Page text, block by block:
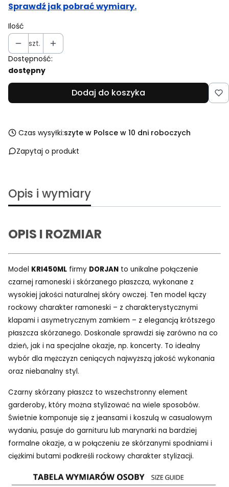
Sprawdź jak pobrać wymiary.
Ilość
szt.
Dostępność:
dostępny
Dodaj do koszyka
Czas wysyłki:szyte w Polsce w 10 dni roboczych
Zapytaj o produkt
Opis i wymiary
OPIS I ROZMIAR
Model KRI450ML firmy DORJAN to unikalne połączenie
czarnej ramoneski i skórzanego płaszcza, wykonane z
wysokiej jakości naturalnej skóry owczej. Ten model łączy
rockowy charakter ramoneski – z charakterystycznymi
klapami i asymetrycznym zamkiem – z elegancją krótszego
płaszcza skórzanego. Doskonale sprawdzi się zarówno na co
dzień, jak i na specjalne okazje, np. koncerty. To idealny
wybór dla mężczyzn ceniących najwyższą jakość wykonania
oraz niebanalny styl.
Czarny skórzany płaszcz to wszechstronny element
garderoby, który można stylizować na wiele sposobów.
Świetnie komponuje się z jeansami i koszulą w casualowym
wydaniu, pasuje do garnituru lub marynarki na bardziej
formalne okazje, a w połączeniu ze skórzanymi spodniami i
ciężkimi butami podkreśli rockowy charakter stylizacji.